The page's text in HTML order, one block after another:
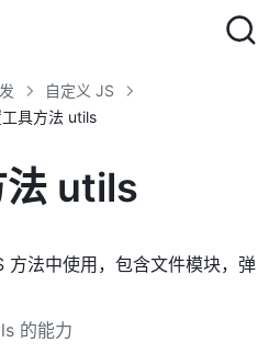
自定义 JS
具方法 utils
法 utils
法中使用，包含文件模块，弹
的能力